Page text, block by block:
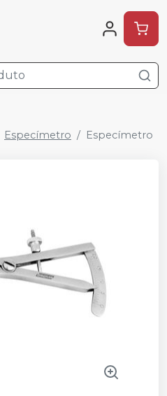
Especímetro Especímetro